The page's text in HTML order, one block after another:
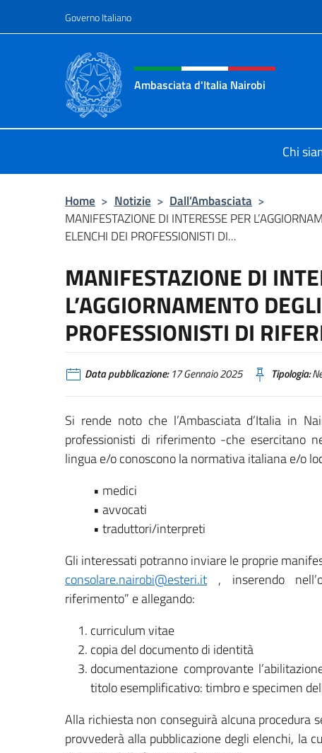
Governo Italiano
Intestazione sito, social e
Ambasciata d'Italia Nairobi
Chi
Home > Notizie > Dall’Ambasciata >
MANIFESTAZIONE DI INTERESSE PER
ELENCHI DEI PROFESSIONISTI DI...
MANIFESTAZIONE DI
L’AGGIORNAMENTO
PROFESSIONISTI DI
Data pubblicazione:17 Gennaio 2025 Tipologia:
Si rende noto che l’Ambasciata d’Italia in
professionisti di riferimento -che esercitano
lingua e/o conoscono la normativa italiana e/o
• medici
• avvocati
• traduttori/interpreti
Gli interessati potranno inviare le proprie
consolare.nairobi@esteri.it , inserendo
riferimento” e allegando:
curriculum vitae
copia del documento di identità
documentazione comprovante
titolo esemplificativo: timbro e specimen
Alla richiesta non conseguirà alcuna procedura
provvederà alla pubblicazione degli elenchi, la